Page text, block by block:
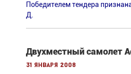
Победителем тендера
Д.
Двухместный самолет
31 января 2008